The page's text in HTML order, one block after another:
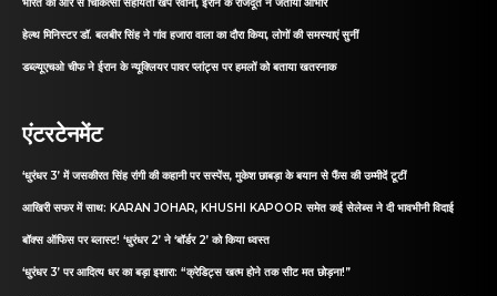
भारत की ओर से चिकित्सा सहायता खेप रवाना, ईरान के राजदूत ने जताया आभार
हेल्थ मिनिस्टर डॉ. बलबीर सिंह ने गांव हजारा वाला का दौरा किया, लोगों की समस्याएं सुनीं
डब्ल्यूएचओ चीफ ने ईरान के न्यूक्लियर पावर प्लांट्स पर हमलों को बताया खतरनाक
एंटरटेनमेंट
‘धुरंधर 3’ में जसकीरत सिंह रांगी की कहानी पर सस्पेंस, मुकेश छाबड़ा के बयान से फैंस की उम्मीदें टूटीं
आखिरी सफर में साथ: KARAN JOHAR, KHUSHI KAPOOR समेत कई सेलेब्स ने दी भावभीनी विदाई
बॉक्स ऑफिस पर ब्लास्ट! ‘धुरंधर 2’ ने ‘बॉर्डर 2’ को किया ध्वस्त
‘धुरंधर 3’ पर आदित्य धर का बड़ा इशारा: “क्रेडिट्स खत्म होने तक सीट मत छोड़ना!”